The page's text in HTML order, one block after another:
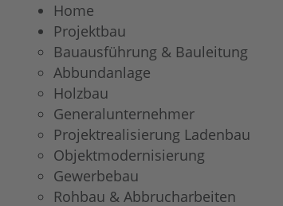
Home
Projektbau
Bauausführung & Bauleitung
Abbundanlage
Holzbau
Generalunternehmer
Projektrealisierung Ladenbau
Objektmodernisierung
Gewerbebau
Rohbau & Abbrucharbeiten